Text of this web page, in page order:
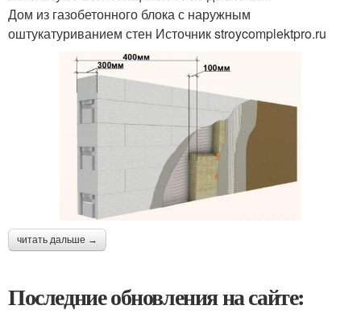
Дом из газобетонного блока с наружным
оштукатуриванием стен Источник stroycomplektpro.ru
читать дальше →
Последние обновления на сайте: